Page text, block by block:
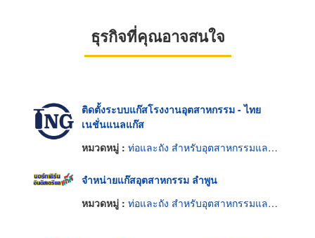
ธุรกิจที่คุณอาจสนใจ
ติดตั้งระบบแก๊สโรงงานอุตสาหกรรม - ไทย
เนชั่นแนลแก๊ส
หมวดหมู่ : ท่อและถัง สำหรับอุตสาหกรรมและเวชกรรมแก๊ส
จำหน่ายแก๊สอุตสาหกรรม ลำพูน
หมวดหมู่ : ท่อและถัง สำหรับอุตสาหกรรมและเวชกรรมแก๊ส